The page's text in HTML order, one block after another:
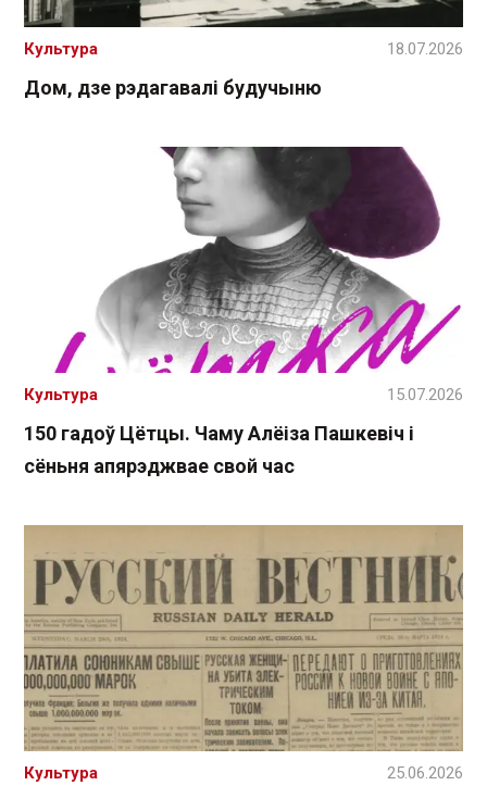
Дом, дзе рэдагавалі будучыню
Культура 18.07.2026
150 гадоў Цётцы. Чаму Алёіза Пашкевіч і
сёньня апярэджвае свой час
Культура 15.07.2026
Культура 25.06.2026